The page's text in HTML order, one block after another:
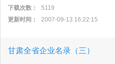
下载次数：
5119
更新时间：
2007-09-13 16:22:15
甘肃全省企业名录（三）